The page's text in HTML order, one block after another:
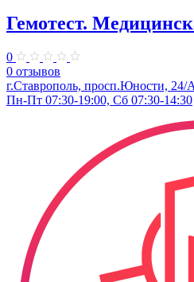
Гемотест.
0
0 отзывов
г.Ставрополь, просп.Юности, 24/А
Пн-Пт 07:30-19:00, Сб 07:30-14:30